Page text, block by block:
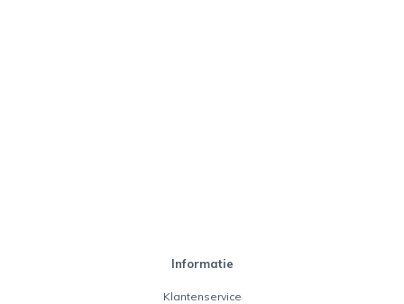
Informatie
Klantenservice